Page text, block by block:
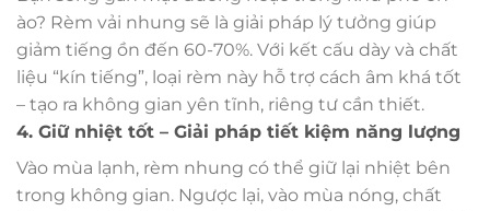
ào? Rèm vải nhung sẽ là giải pháp lý tưởng giúp
giảm tiếng ồn đến 60-70%. Với kết cấu dày và chất
liệu “kín tiếng”, loại rèm này hỗ trợ cách âm khá tốt
– tạo ra không gian yên tĩnh, riêng tư cần thiết.
4. Giữ nhiệt tốt – Giải pháp tiết kiệm năng lượng
Vào mùa lạnh, rèm nhung có thể giữ lại nhiệt bên
trong không gian. Ngược lại, vào mùa nóng, chất